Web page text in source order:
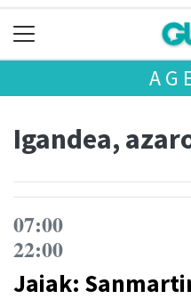
Igandea,
07:00
22:00
Jaiak: